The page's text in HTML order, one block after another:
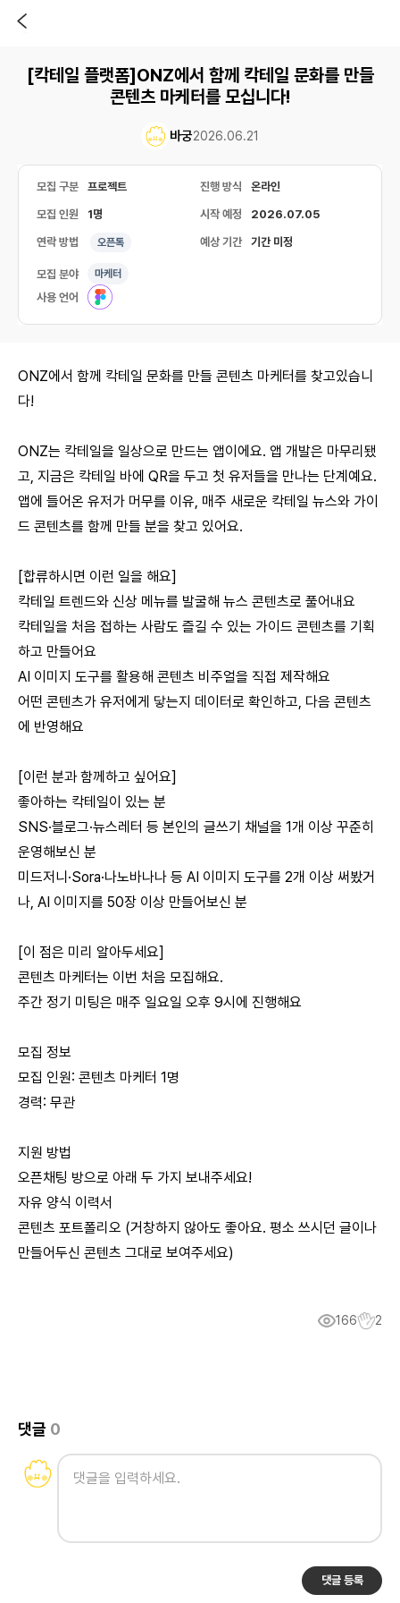
[칵테일 플랫폼]ONZ에서 함께 칵테일 문화를 만들
콘텐츠 마케터를 모십니다!
바궁2026.06.21
모집 구분 프로젝트 진행 방식 온라인
모집 인원 1명 시작 예정 2026.07.05
연락 방법 오픈톡 예상 기간 기간 미정
모집 분야 마케터
사용 언어
ONZ에서 함께 칵테일 문화를 만들 콘텐츠 마케터를 찾고있습니
다!
ONZ는 칵테일을 일상으로 만드는 앱이에요. 앱 개발은 마무리됐
고, 지금은 칵테일 바에 QR을 두고 첫 유저들을 만나는 단계예요.
앱에 들어온 유저가 머무를 이유, 매주 새로운 칵테일 뉴스와 가이
드 콘텐츠를 함께 만들 분을 찾고 있어요.
[합류하시면 이런 일을 해요]
칵테일 트렌드와 신상 메뉴를 발굴해 뉴스 콘텐츠로 풀어내요
칵테일을 처음 접하는 사람도 즐길 수 있는 가이드 콘텐츠를 기획
하고 만들어요
AI 이미지 도구를 활용해 콘텐츠 비주얼을 직접 제작해요
어떤 콘텐츠가 유저에게 닿는지 데이터로 확인하고, 다음 콘텐츠
에 반영해요
[이런 분과 함께하고 싶어요]
좋아하는 칵테일이 있는 분
SNS·블로그·뉴스레터 등 본인의 글쓰기 채널을 1개 이상 꾸준히
운영해보신 분
미드저니·Sora·나노바나나 등 AI 이미지 도구를 2개 이상 써봤거
나, AI 이미지를 50장 이상 만들어보신 분
[이 점은 미리 알아두세요]
콘텐츠 마케터는 이번 처음 모집해요.
주간 정기 미팅은 매주 일요일 오후 9시에 진행해요
모집 정보
모집 인원: 콘텐츠 마케터 1명
경력: 무관
지원 방법
오픈채팅 방으로 아래 두 가지 보내주세요!
자유 양식 이력서
콘텐츠 포트폴리오 (거창하지 않아도 좋아요. 평소 쓰시던 글이나
만들어두신 콘텐츠 그대로 보여주세요)
166 2
댓글 0
댓글 등록